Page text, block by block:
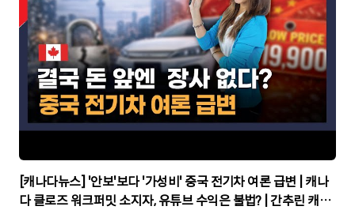
▶
[캐나다뉴스] '안보'보다 '가성비' 중국 전기차 여론 급변 | 캐나
다 클로즈 워크퍼밋 소지자, 유튜브 수익은 불법? | 간추린 캐나